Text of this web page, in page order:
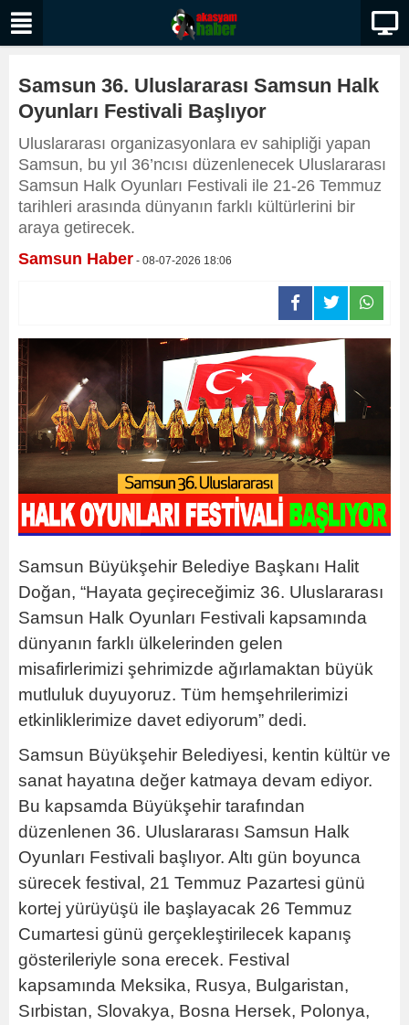
Samsun 36. Uluslararası Samsun Halk
Oyunları Festivali Başlıyor
Uluslararası organizasyonlara ev sahipliği yapan
Samsun, bu yıl 36’ncısı düzenlenecek Uluslararası
Samsun Halk Oyunları Festivali ile 21-26 Temmuz
tarihleri arasında dünyanın farklı kültürlerini bir
araya getirecek.
Samsun Haber - 08-07-2026 18:06
Samsun Büyükşehir Belediye Başkanı Halit
Doğan, “Hayata geçireceğimiz 36. Uluslararası
Samsun Halk Oyunları Festivali kapsamında
dünyanın farklı ülkelerinden gelen
misafirlerimizi şehrimizde ağırlamaktan büyük
mutluluk duyuyoruz. Tüm hemşehrilerimizi
etkinliklerimize davet ediyorum” dedi.
Samsun Büyükşehir Belediyesi, kentin kültür ve
sanat hayatına değer katmaya devam ediyor.
Bu kapsamda Büyükşehir tarafından
düzenlenen 36. Uluslararası Samsun Halk
Oyunları Festivali başlıyor. Altı gün boyunca
sürecek festival, 21 Temmuz Pazartesi günü
kortej yürüyüşü ile başlayacak 26 Temmuz
Cumartesi günü gerçekleştirilecek kapanış
gösterileriyle sona erecek. Festival
kapsamında Meksika, Rusya, Bulgaristan,
Sırbistan, Slovakya, Bosna Hersek, Polonya,